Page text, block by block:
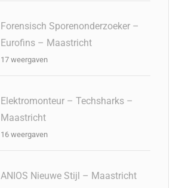
Forensisch Sporenonderzoeker –
Eurofins – Maastricht
17 weergaven
Elektromonteur – Techsharks –
Maastricht
16 weergaven
ANIOS Nieuwe Stijl – Maastricht